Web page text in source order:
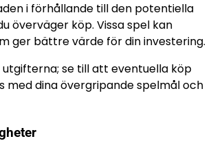
i förhållande till den potentiella
överväger köp. Vissa spel kan
ger bättre värde för din investering.
se till att eventuella köp
med dina övergripande spelmål och